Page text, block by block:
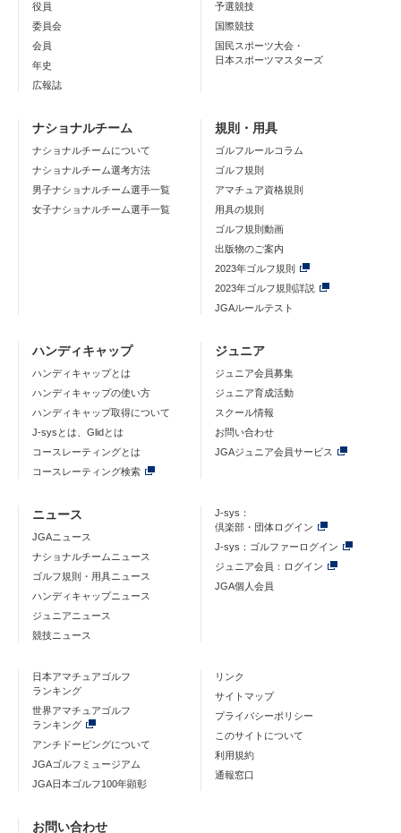
役員
委員会
会員
年史
広報誌
予選競技
国際競技
国民スポーツ大会・
日本スポーツマスターズ
ナショナルチーム
ナショナルチームについて
ナショナルチーム選考方法
男子ナショナルチーム選手一覧
女子ナショナルチーム選手一覧
規則・用具
ゴルフルールコラム
ゴルフ規則
アマチュア資格規則
用具の規則
ゴルフ規則動画
出版物のご案内
2023年ゴルフ規則
2023年ゴルフ規則詳説
JGAルールテスト
ハンディキャップ
ハンディキャップとは
ハンディキャップの使い方
ハンディキャップ取得について
J-sysとは、Glidとは
コースレーティングとは
コースレーティング検索
ジュニア
ジュニア会員募集
ジュニア育成活動
スクール情報
お問い合わせ
JGAジュニア会員サービス
ニュース
JGAニュース
ナショナルチームニュース
ゴルフ規則・用具ニュース
ハンディキャップニュース
ジュニアニュース
競技ニュース
J-sys：
倶楽部・団体ログイン
J-sys：ゴルファーログイン
ジュニア会員：ログイン
JGA個人会員
日本アマチュアゴルフ
ランキング
世界アマチュアゴルフ
ランキング
アンチドーピングについて
JGAゴルフミュージアム
JGA日本ゴルフ100年顕彰
リンク
サイトマップ
プライバシーポリシー
このサイトについて
利用規約
通報窓口
お問い合わせ